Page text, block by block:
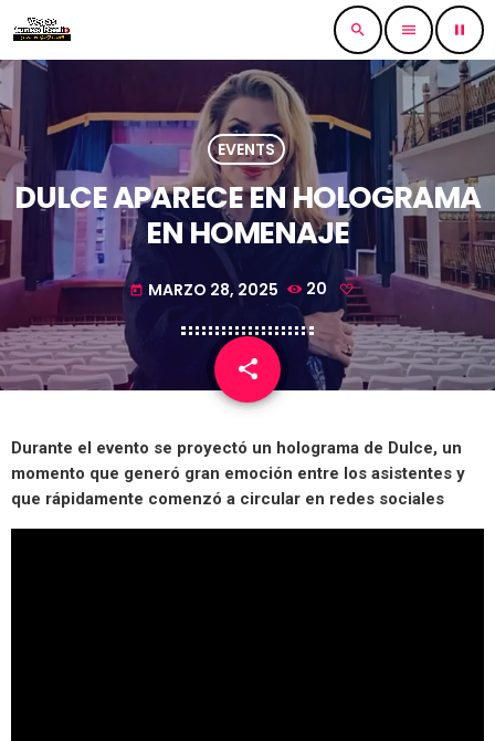
search menu pause
EVENTS
DULCE APARECE EN HOLOGRAMA
EN HOMENAJE
today MARZO 28, 2025 20
share
email
Durante el evento se proyectó un holograma de Dulce, un
momento que generó gran emoción entre los asistentes y
que rápidamente comenzó a circular en redes sociales